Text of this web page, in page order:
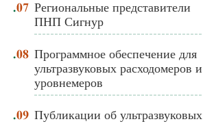
Региональные представители
ПНП Сигнур
Программное обеспечение для
ультразвуковых расходомеров и
уровнемеров
Публикации об ультразвуковых